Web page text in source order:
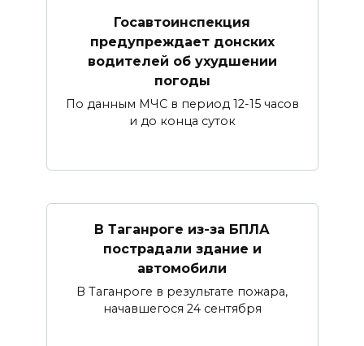
Госавтоинспекция
предупреждает донских
водителей об ухудшении
погоды
По данным МЧС в период 12-15 часов
и до конца суток
В Таганроге из-за БПЛА
пострадали здание и
автомобили
В Таганроге в результате пожара,
начавшегося 24 сентября